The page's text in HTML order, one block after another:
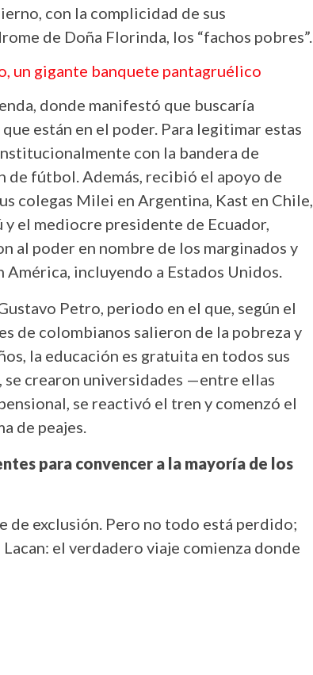
con la complicidad de sus
de Doña Florinda, los “fachos pobres”.
un gigante banquete pantagruélico
donde manifestó que buscaría
están en el poder. Para legitimar estas
con la bandera de
de fútbol. Además, recibió el apoyo de
colegas Milei en Argentina, Kast en Chile,
el mediocre presidente de Ecuador,
al poder en nombre de los marginados y
incluyendo a Estados Unidos.
Petro, periodo en el que, según el
de colombianos salieron de la pobreza y
la educación es gratuita en todos sus
crearon universidades —entre ellas
se reactivó el tren y comenzó el
de peajes.
para convencer a la mayoría de los
de exclusión. Pero no todo está perdido;
el verdadero viaje comienza donde